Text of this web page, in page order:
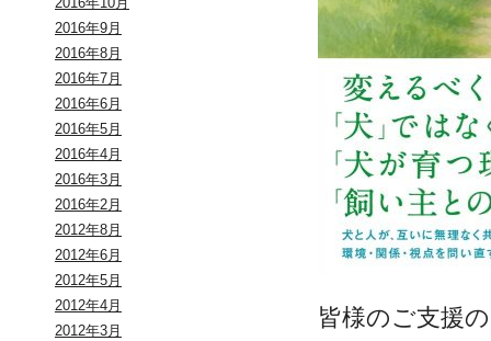
2016年9月
2016年8月
2016年7月
2016年6月
2016年5月
2016年4月
2016年3月
2016年2月
2012年8月
2012年6月
2012年5月
2012年4月
2012年3月
皆様のご支援